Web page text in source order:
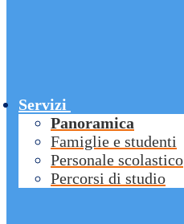
Servizi
Panoramica
Famiglie e studenti
Personale scolastico
Percorsi di studio